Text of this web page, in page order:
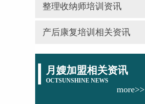
整理收纳师培训资讯
产后康复培训相关资讯
月嫂加盟相关资讯
OCTSUNSHINE NEWS
more>>